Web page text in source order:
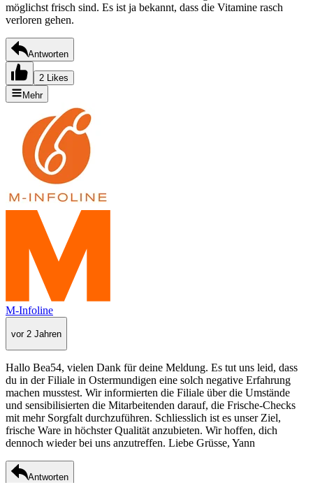
möglichst frisch sind. Es ist ja bekannt, dass die Vitamine rasch
verloren gehen.
Antworten
2 Likes
Mehr
M-Infoline
vor 2 Jahren
Hallo Bea54, vielen Dank für deine Meldung. Es tut uns leid, dass
du in der Filiale in Ostermundigen eine solch negative Erfahrung
machen musstest. Wir informierten die Filiale über die Umstände
und sensibilisierten die Mitarbeitenden darauf, die Frische-Checks
mit mehr Sorgfalt durchzuführen. Schliesslich ist es unser Ziel,
frische Ware in höchster Qualität anzubieten. Wir hoffen, dich
dennoch wieder bei uns anzutreffen. Liebe Grüsse, Yann
Antworten